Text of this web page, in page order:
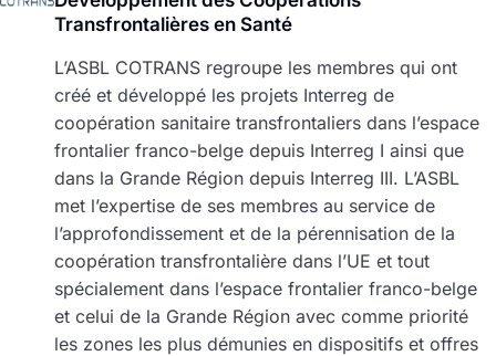
Transfrontalières en Santé
L’ASBL COTRANS regroupe les membres qui ont
créé et développé les projets Interreg de
coopération sanitaire transfrontaliers dans l’espace
frontalier franco-belge depuis Interreg I ainsi que
dans la Grande Région depuis Interreg III. L’ASBL
met l’expertise de ses membres au service de
l’approfondissement et de la pérennisation de la
coopération transfrontalière dans l’UE et tout
spécialement dans l’espace frontalier franco-belge
et celui de la Grande Région avec comme priorité
les zones les plus démunies en dispositifs et offres